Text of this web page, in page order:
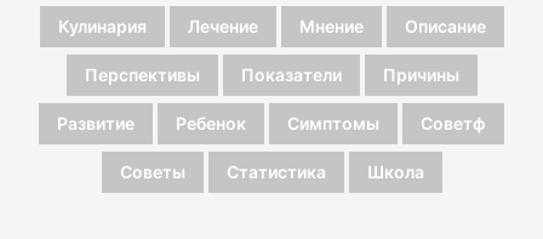
Кулинария Лечение Мнение Описание
Перспективы Показатели Причины
Развитие Ребенок Симптомы Советф
Советы Статистика Школа